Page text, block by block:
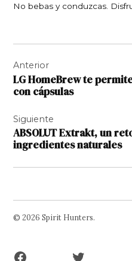
No bebas y conduzcas.
de
entradas
Anterior
LG HomeBrew te
con cápsulas
Siguiente
ABSOLUT Extrakt, un
ingredientes naturales
© 2026 Spirit Hunters.